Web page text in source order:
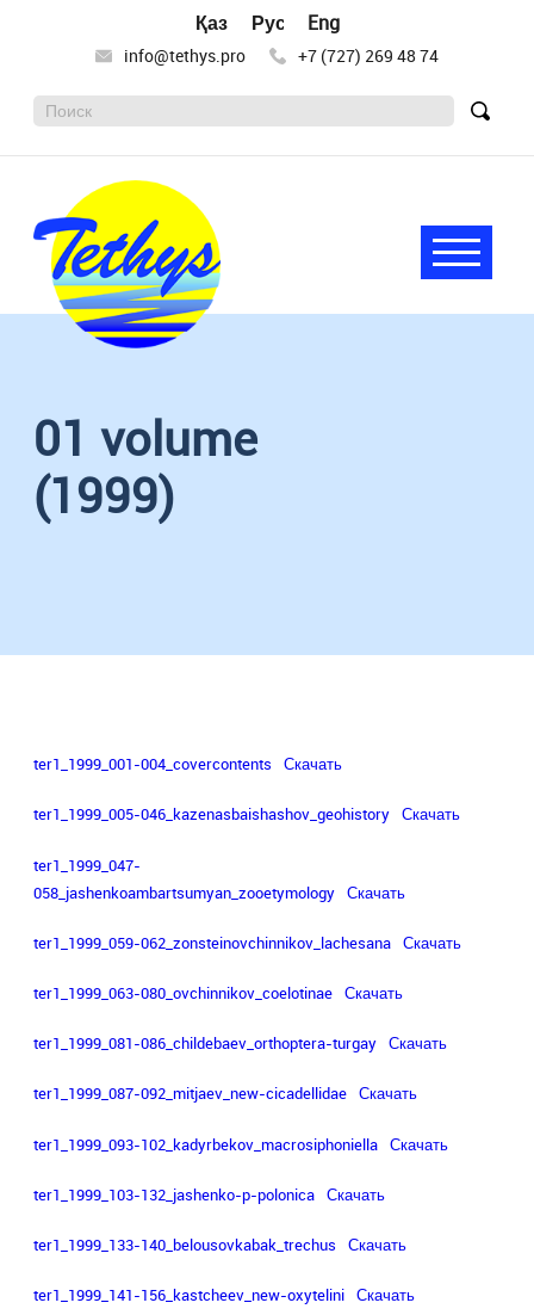
Русский
Қазақ тілі English
info@tethys.pro +7 (727) 269 48 74
Поиск: Найти
общества
«Тетис»
является
сохранение
и
разработка
природопользования
Казахстане.
Меню
01 volume
(1999)
ter1_1999_001-004_covercontents Скачать
ter1_1999_005-046_kazenasbaishashov_geohistory Скачать
ter1_1999_047-
058_jashenkoambartsumyan_zooetymology Скачать
ter1_1999_059-062_zonsteinovchinnikov_lachesana Скачать
ter1_1999_063-080_ovchinnikov_coelotinae Скачать
ter1_1999_081-086_childebaev_orthoptera-turgay Скачать
ter1_1999_087-092_mitjaev_new-cicadellidae Скачать
ter1_1999_093-102_kadyrbekov_macrosiphoniella Скачать
ter1_1999_103-132_jashenko-p-polonica Скачать
ter1_1999_133-140_belousovkabak_trechus Скачать
ter1_1999_141-156_kastcheev_new-oxytelini Скачать